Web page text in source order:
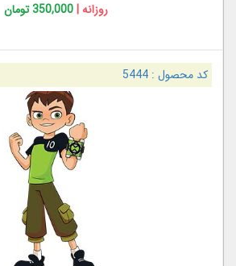
روزانه |350,000 تومان
کد محصول :5444